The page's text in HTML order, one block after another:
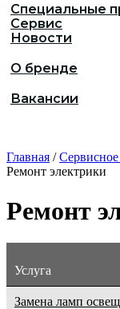
Специальные
Сервис
Новости
О бренде
Вакансии
Главная /
Ремонт электрики
Ремонт
Услуга
Замена ламп